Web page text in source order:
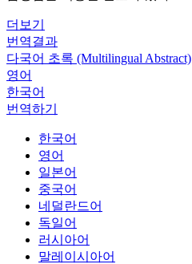
더보기
번역결과
다국어 초록 (Multilingual Abstract)
영어
한국어
번역하기
한국어
영어
일본어
중국어
네덜란드어
독일어
러시아어
말레이시아어